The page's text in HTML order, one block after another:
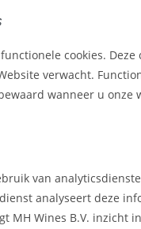
cookies.
verwacht.
wanneer u onze
van
analyseert deze
MH Wines B.V. inzicht